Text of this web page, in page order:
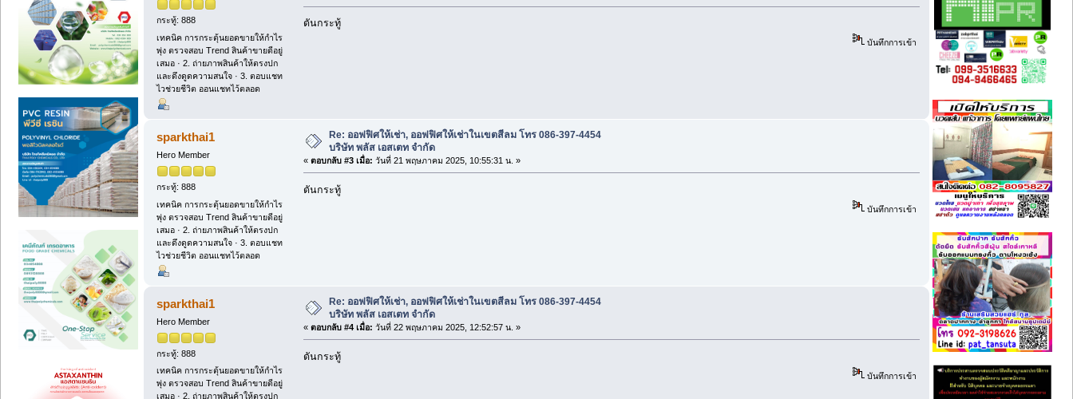
กระทู้: 888
เทคนิค การกระตุ้นยอดขายให้กำไร
พุ่ง ตรวจสอบ Trend สินค้าขายดีอยู่
เสมอ · 2. ถ่ายภาพสินค้าให้ตรงปก
และดึงดูดความสนใจ · 3. ตอบแชท
ไวช่วยชีวิต ออนแชทไว้ตลอด
ดันกระทู้
บันทึกการเข้า
sparkthai1
Hero Member
กระทู้: 888
เทคนิค การกระตุ้นยอดขายให้กำไร
พุ่ง ตรวจสอบ Trend สินค้าขายดีอยู่
เสมอ · 2. ถ่ายภาพสินค้าให้ตรงปก
และดึงดูดความสนใจ · 3. ตอบแชท
ไวช่วยชีวิต ออนแชทไว้ตลอด
Re: ออฟฟิศให้เช่า, ออฟฟิศให้เช่าในเขตสีลม โทร 086-397-4454
บริษัท พลัส เอสเตท จำกัด
« ตอบกลับ #3 เมื่อ: วันที่ 21 พฤษภาคม 2025, 10:55:31 น. »
ดันกระทู้
บันทึกการเข้า
sparkthai1
Hero Member
กระทู้: 888
เทคนิค การกระตุ้นยอดขายให้กำไร
พุ่ง ตรวจสอบ Trend สินค้าขายดีอยู่
เสมอ · 2. ถ่ายภาพสินค้าให้ตรงปก
Re: ออฟฟิศให้เช่า, ออฟฟิศให้เช่าในเขตสีลม โทร 086-397-4454
บริษัท พลัส เอสเตท จำกัด
« ตอบกลับ #4 เมื่อ: วันที่ 22 พฤษภาคม 2025, 12:52:57 น. »
ดันกระทู้
บันทึกการเข้า